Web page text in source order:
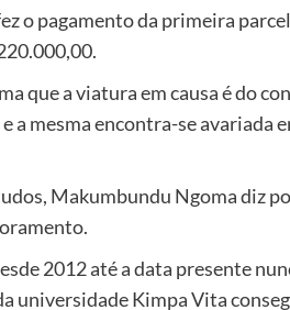
o pagamento da primeira
que a viatura em causa é do
mesma encontra-se avariada
Makumbundu Ngoma diz
2012 até a data presente
universidade Kimpa Vita